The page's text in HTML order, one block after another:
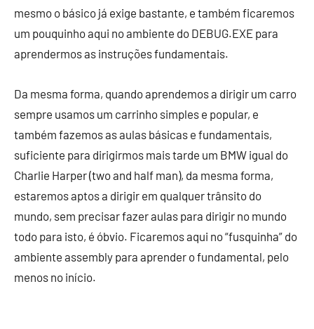
mesmo o básico já exige bastante, e também ficaremos
um pouquinho aqui no ambiente do DEBUG.EXE para
aprendermos as instruções fundamentais.
Da mesma forma, quando aprendemos a dirigir um carro
sempre usamos um carrinho simples e popular, e
também fazemos as aulas básicas e fundamentais,
suficiente para dirigirmos mais tarde um BMW igual do
Charlie Harper (two and half man), da mesma forma,
estaremos aptos a dirigir em qualquer trânsito do
mundo, sem precisar fazer aulas para dirigir no mundo
todo para isto, é óbvio. Ficaremos aqui no “fusquinha” do
ambiente assembly para aprender o fundamental, pelo
menos no início.